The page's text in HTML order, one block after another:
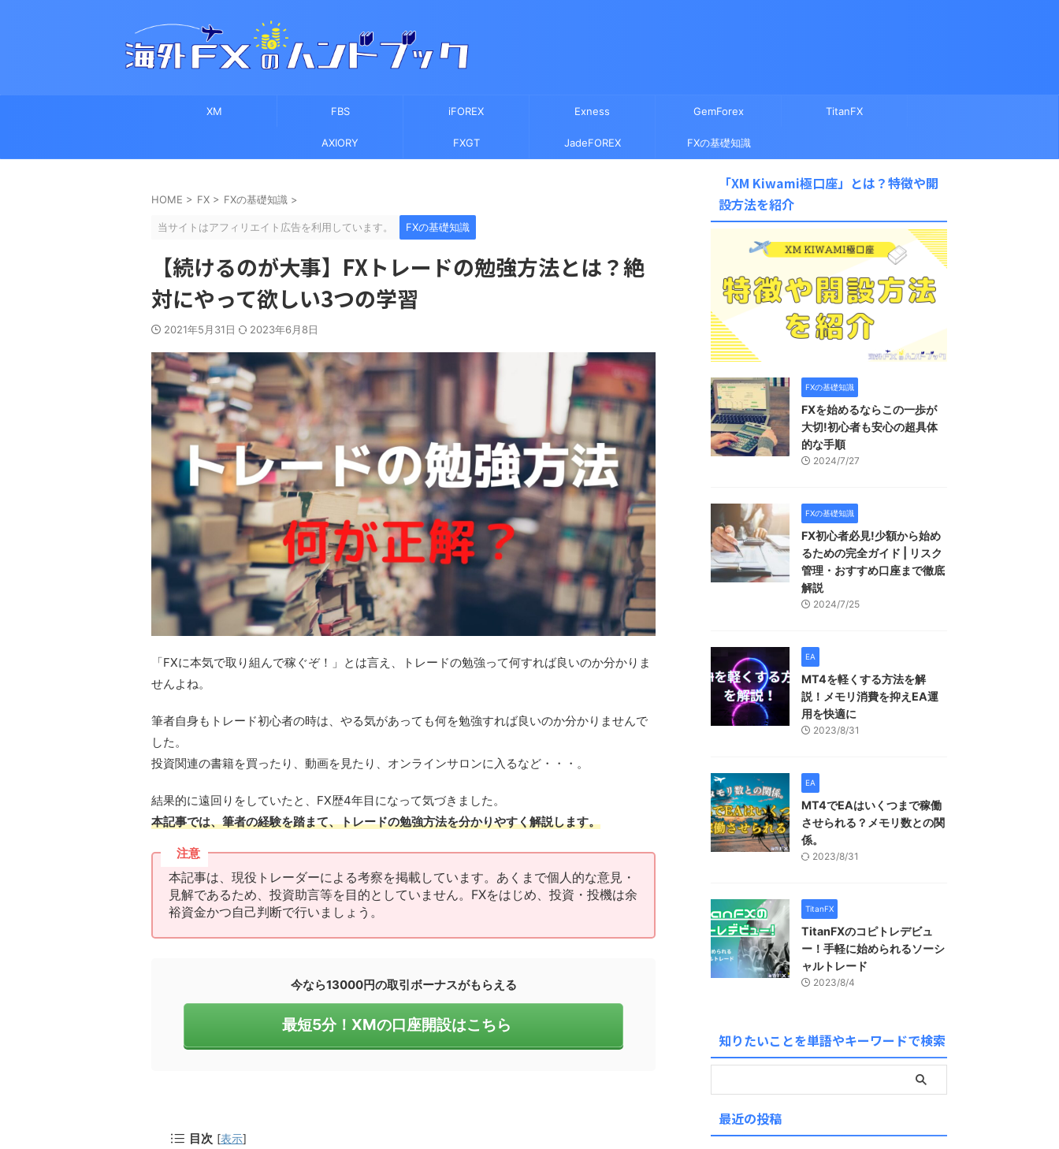
XM FBS iFOREX Exness GemForex TitanFX
AXIORY FXGT JadeFOREX FXの基礎知識
HOME > FX > FXの基礎知識 >
当サイトはアフィリエイト広告を利用しています。 FXの基礎知識
【続けるのが大事】FXトレードの勉強方法とは？絶
対にやって欲しい3つの学習
2021年5月31日 2023年6月8日
「FXに本気で取り組んで稼ぐぞ！」とは言え、トレードの勉強って何すれば良いのか分かりま
せんよね。
筆者自身もトレード初心者の時は、やる気があっても何を勉強すれば良いのか分かりませんで
した。
投資関連の書籍を買ったり、動画を見たり、オンラインサロンに入るなど・・・。
結果的に遠回りをしていたと、FX歴4年目になって気づきました。
本記事では、筆者の経験を踏まて、トレードの勉強方法を分かりやすく解説します。
注意
本記事は、現役トレーダーによる考察を掲載しています。あくまで個人的な意見・
見解であるため、投資助言等を目的としていません。FXをはじめ、投資・投機は余
裕資金かつ自己判断で行いましょう。
今なら13000円の取引ボーナスがもらえる
最短5分！XMの口座開設はこちら
目次 [表示]
「XM Kiwami極口座」とは？特徴や開
設方法を紹介
FXの基礎知識
FXを始めるならこの一歩が
大切!初心者も安心の超具体
的な手順
2024/7/27
FXの基礎知識
FX初心者必見!少額から始め
るための完全ガイド | リスク
管理・おすすめ口座まで徹底
解説
2024/7/25
EA
MT4を軽くする方法を解
説！メモリ消費を抑えEA運
用を快適に
2023/8/31
EA
MT4でEAはいくつまで稼働
させられる？メモリ数との関
係。
2023/8/31
TitanFX
TitanFXのコピトレデビュ
ー！手軽に始められるソーシ
ャルトレード
2023/8/4
知りたいことを単語やキーワードで検索
最近の投稿